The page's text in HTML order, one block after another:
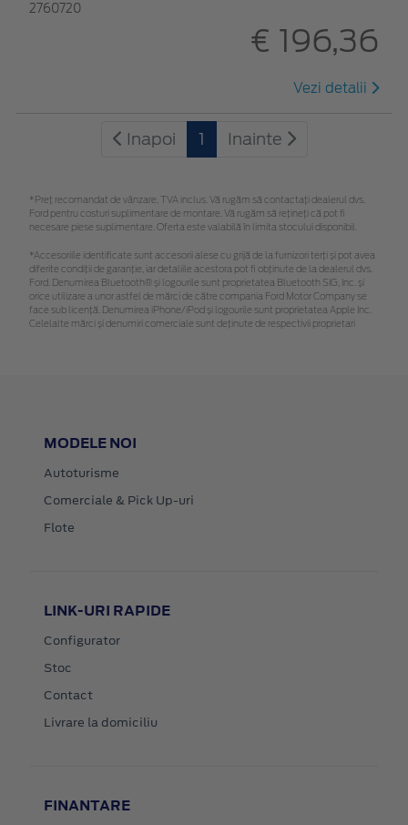
2760720
€ 196,36
Vezi detalii
Inapoi 1 Inainte
*Preţ recomandat de vânzare, TVA inclus. Vă rugăm să contactaţi dealerul dvs.
Ford pentru costuri suplimentare de montare. Vă rugăm să rețineți că pot fi
necesare piese suplimentare. Oferta este valabilă în limita stocului disponibil.
*Accesoriile identificate sunt accesorii alese cu grijă de la furnizori terți și pot avea
diferite condiții de garanție, iar detaliile acestora pot fi obținute de la dealerul dvs.
Ford. Denumirea Bluetooth® și logourile sunt proprietatea Bluetooth SIG, Inc. și
orice utilizare a unor astfel de mărci de către compania Ford Motor Company se
face sub licență. Denumirea iPhone/iPod și logourile sunt proprietatea Apple Inc.
Celelalte mărci și denumiri comerciale sunt deținute de respectivii proprietari
MODELE NOI
Autoturisme
Comerciale & Pick Up-uri
Flote
LINK-URI RAPIDE
Configurator
Stoc
Contact
Livrare la domiciliu
FINANTARE